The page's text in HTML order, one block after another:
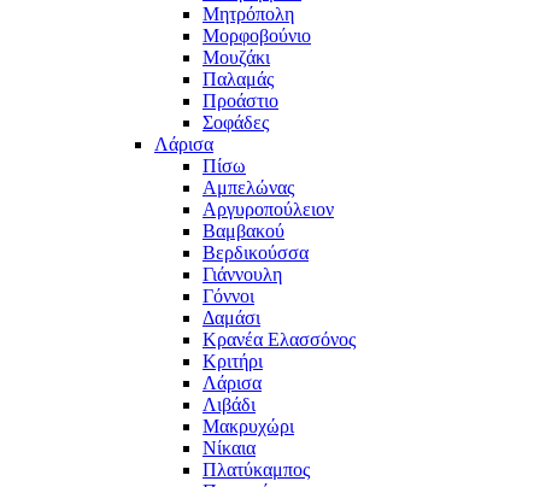
Μητρόπολη
Μορφοβούνιο
Μουζάκι
Παλαμάς
Προάστιο
Σοφάδες
Λάρισα
Πίσω
Αμπελώνας
Αργυροπούλειον
Βαμβακού
Βερδικούσσα
Γιάννουλη
Γόννοι
Δαμάσι
Κρανέα Ελασσόνος
Κριτήρι
Λάρισα
Λιβάδι
Μακρυχώρι
Νίκαια
Πλατύκαμπος